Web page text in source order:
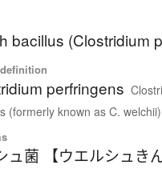
bacillus (Clostridium
perfringens
(formerly known as C.
ュ菌 【ウエルシュきん